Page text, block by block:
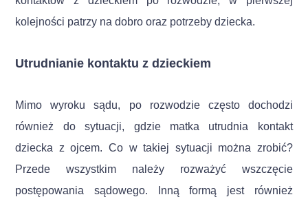
kolejności patrzy na dobro oraz potrzeby dziecka.
Utrudnianie kontaktu z dzieckiem
Mimo wyroku sądu, po rozwodzie często dochodzi
również do sytuacji, gdzie matka utrudnia kontakt
dziecka z ojcem. Co w takiej sytuacji można zrobić?
Przede wszystkim należy rozważyć wszczęcie
postępowania sądowego. Inną formą jest również